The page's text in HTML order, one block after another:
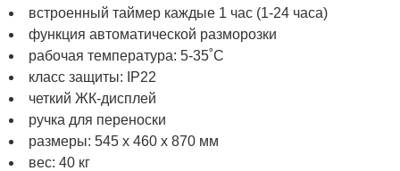
встроенный таймер каждые 1 час (1-24 часа)
функция автоматической разморозки
рабочая температура: 5-35˚C
класс защиты: IP22
четкий ЖК-дисплей
ручка для переноски
размеры: 545 x 460 x 870 мм
вес: 40 кг